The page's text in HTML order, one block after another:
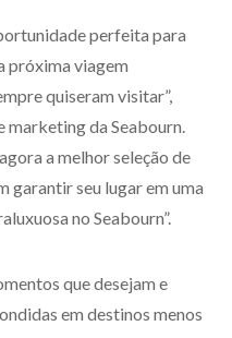
perfeita para
próxima viagem
quiseram visitar”,
da Seabourn.
a melhor seleção de
garantir seu lugar em uma
no Seabourn”.
que desejam e
em destinos menos